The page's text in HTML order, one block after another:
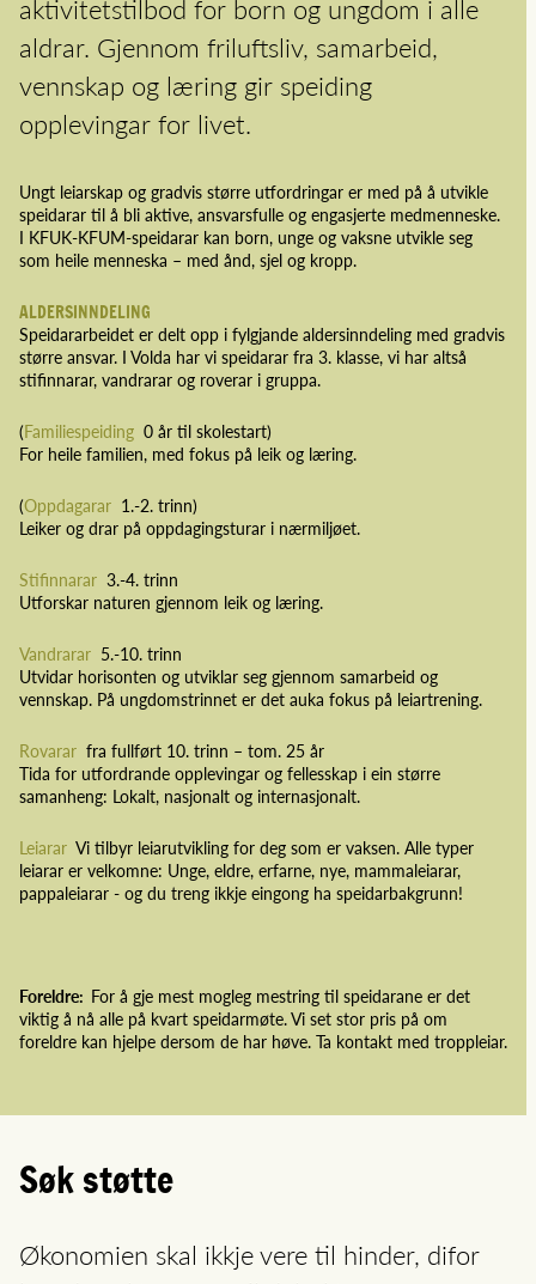
aktivitetstilbod for born og ungdom i alle
aldrar. Gjennom friluftsliv, samarbeid,
vennskap og læring gir speiding
opplevingar for livet.
Ungt leiarskap og gradvis større utfordringar er med på å utvikle
speidarar til å bli aktive, ansvarsfulle og engasjerte medmenneske.
I KFUK-KFUM-speidarar kan born, unge og vaksne utvikle seg
som heile menneska – med ånd, sjel og kropp.
ALDERSINNDELING
Speidararbeidet er delt opp i fylgjande aldersinndeling med gradvis
større ansvar. I Volda har vi speidarar fra 3. klasse, vi har altså
stifinnarar, vandrarar og roverar i gruppa.
(Familiespeiding 0 år til skolestart)
For heile familien, med fokus på leik og læring.
(Oppdagarar 1.-2. trinn)
Leiker og drar på oppdagingsturar i nærmiljøet.
Stifinnarar 3.-4. trinn
Utforskar naturen gjennom leik og læring.
Vandrarar 5.-10. trinn
Utvidar horisonten og utviklar seg gjennom samarbeid og
vennskap. På ungdomstrinnet er det auka fokus på leiartrening.
Rovarar fra fullført 10. trinn – tom. 25 år
Tida for utfordrande opplevingar og fellesskap i ein større
samanheng: Lokalt, nasjonalt og internasjonalt.
Leiarar Vi tilbyr leiarutvikling for deg som er vaksen. Alle typer
leiarar er velkomne: Unge, eldre, erfarne, nye, mammaleiarar,
pappaleiarar - og du treng ikkje eingong ha speidarbakgrunn!
Foreldre: For å gje mest mogleg mestring til speidarane er det
viktig å nå alle på kvart speidarmøte. Vi set stor pris på om
foreldre kan hjelpe dersom de har høve. Ta kontakt med troppleiar.
Søk støtte
Økonomien skal ikkje vere til hinder, difor